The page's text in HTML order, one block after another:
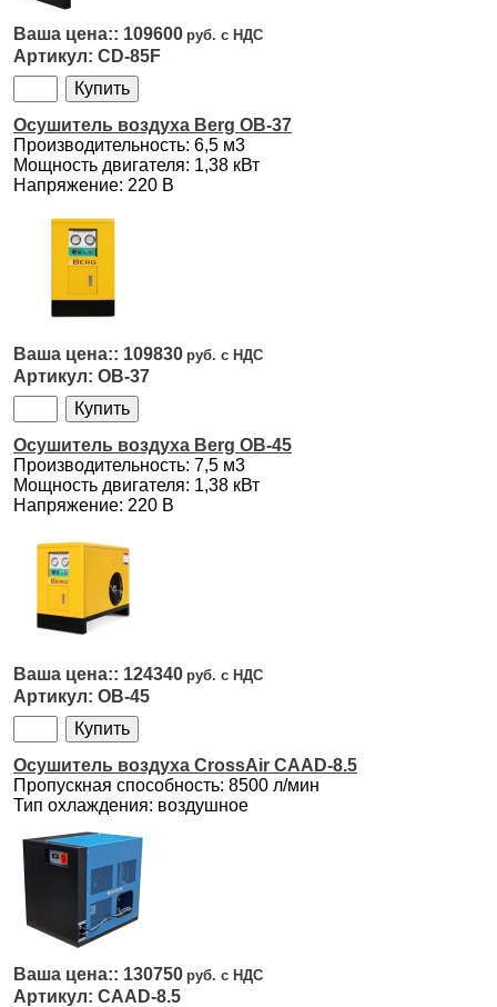
109600
CD-85F
Осушитель воздуха Berg OB-37
Производительность: 6,5 м3
Мощность двигателя: 1,38 кВт
Напряжение: 220 В
109830
OB-37
Осушитель воздуха Berg OB-45
Производительность: 7,5 м3
Мощность двигателя: 1,38 кВт
Напряжение: 220 В
124340
OB-45
Осушитель воздуха CrossAir CAAD-8.5
Пропускная способность: 8500 л/мин
Тип охлаждения: воздушное
130750
CAAD-8.5